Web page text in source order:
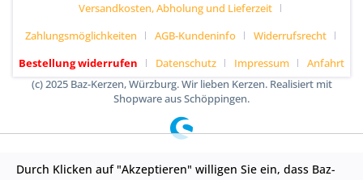
Versandkosten, Abholung und Lieferzeit
Zahlungsmöglichkeiten
AGB-Kundeninfo
Widerrufsrecht
Bestellung widerrufen
Datenschutz Impressum
Anfahrt
(c) 2025 Baz-Kerzen, Würzburg. Wir lieben Kerzen. Realisiert mit
Shopware aus Schöppingen.
Durch Klicken auf "Akzeptieren" willigen Sie ein, dass Baz-